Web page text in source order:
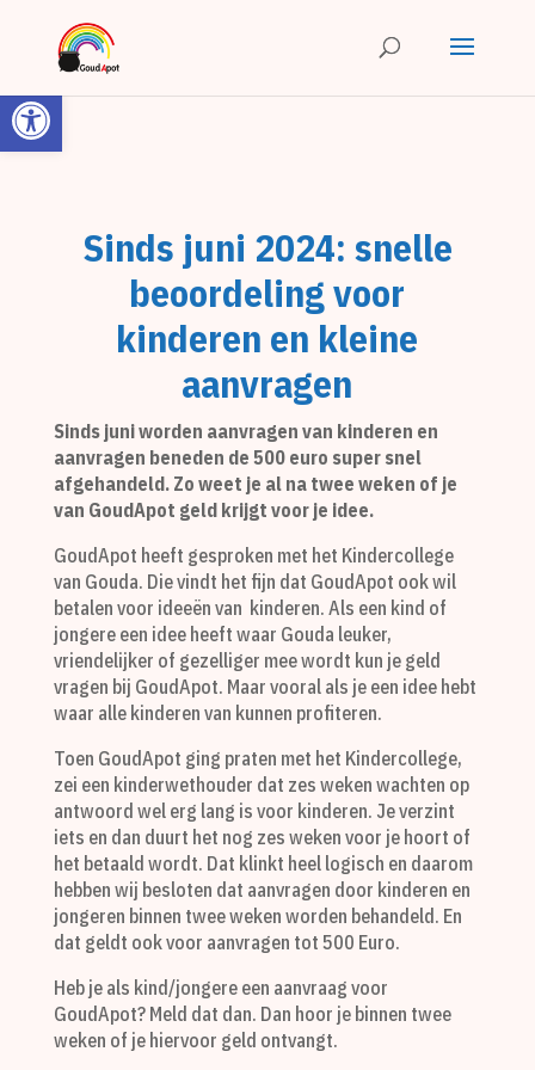
Toolbar openen
Sinds juni 2024: snelle
beoordeling voor
kinderen en kleine
aanvragen
Sinds juni worden aanvragen van kinderen en
aanvragen beneden de 500 euro super snel
afgehandeld. Zo weet je al na twee weken of je
van GoudApot geld krijgt voor je idee.
GoudApot heeft gesproken met het Kindercollege
van Gouda. Die vindt het fijn dat GoudApot ook wil
betalen voor ideeën van kinderen. Als een kind of
jongere een idee heeft waar Gouda leuker,
vriendelijker of gezelliger mee wordt kun je geld
vragen bij GoudApot. Maar vooral als je een idee hebt
waar alle kinderen van kunnen profiteren.
Toen GoudApot ging praten met het Kindercollege,
zei een kinderwethouder dat zes weken wachten op
antwoord wel erg lang is voor kinderen. Je verzint
iets en dan duurt het nog zes weken voor je hoort of
het betaald wordt. Dat klinkt heel logisch en daarom
hebben wij besloten dat aanvragen door kinderen en
jongeren binnen twee weken worden behandeld. En
dat geldt ook voor aanvragen tot 500 Euro.
Heb je als kind/jongere een aanvraag voor
GoudApot? Meld dat dan. Dan hoor je binnen twee
weken of je hiervoor geld ontvangt.